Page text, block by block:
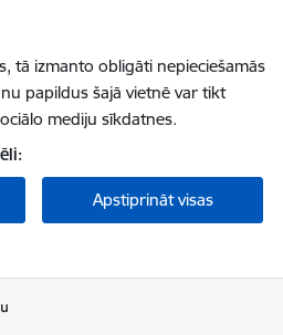
tā izmanto obligāti nepieciešamās
papildus šajā vietnē var tikt
mediju sīkdatnes.
Apstiprināt visas